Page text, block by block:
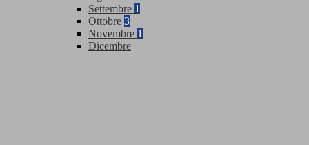
Settembre 1
Ottobre 3
Novembre 1
Dicembre